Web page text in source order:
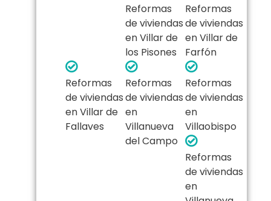
Reformas
de viviendas
en Villar de
los Pisones
Reformas
de viviendas
en Villar de
Farfón
Reformas
de viviendas
en Villar de
Fallaves
Reformas
de viviendas
en
Villanueva
del Campo
Reformas
de viviendas
en
Villaobispo
Reformas
de viviendas
en